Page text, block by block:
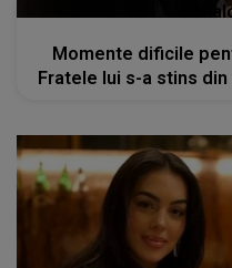
Momente dificile
Fratele lui s-a stins